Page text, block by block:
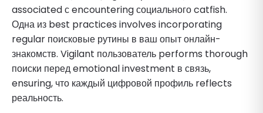
associated с encountering социального catfish.
Одна из best practices involves incorporating
regular поисковые рутины в ваш опыт онлайн-
знакомств. Vigilant пользователь performs thorough
поиски перед emotional investment в связь,
ensuring, что каждый цифровой профиль reflects
реальность.